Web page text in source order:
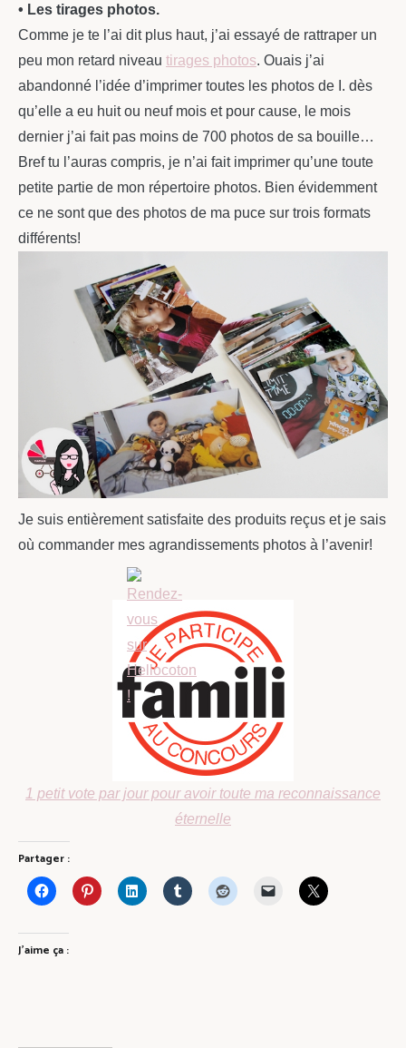
• Les tirages photos.
Comme je te l’ai dit plus haut, j’ai essayé de rattraper un
peu mon retard niveau tirages photos. Ouais j’ai
abandonné l’idée d’imprimer toutes les photos de I. dès
qu’elle a eu huit ou neuf mois et pour cause, le mois
dernier j’ai fait pas moins de 700 photos de sa bouille…
Bref tu l’auras compris, je n’ai fait imprimer qu’une toute
petite partie de mon répertoire photos. Bien évidemment
ce ne sont que des photos de ma puce sur trois formats
différents!
Je suis entièrement satisfaite des produits reçus et je sais
où commander mes agrandissements photos à l’avenir!
1 petit vote par jour pour avoir toute ma reconnaissance
éternelle
Partager :
J’aime ça :